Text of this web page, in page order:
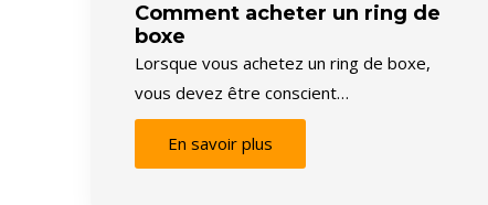
Comment acheter un ring de
boxe
Lorsque vous achetez un ring de boxe,
vous devez être conscient…
En savoir plus